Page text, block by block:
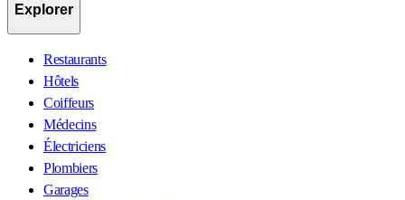
Explorer
Restaurants
Hôtels
Coiffeurs
Médecins
Électriciens
Plombiers
Garages